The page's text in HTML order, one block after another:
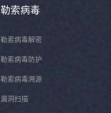
勒索病毒
勒索病毒解密
勒索病毒防护
勒索病毒溯源
漏洞扫描